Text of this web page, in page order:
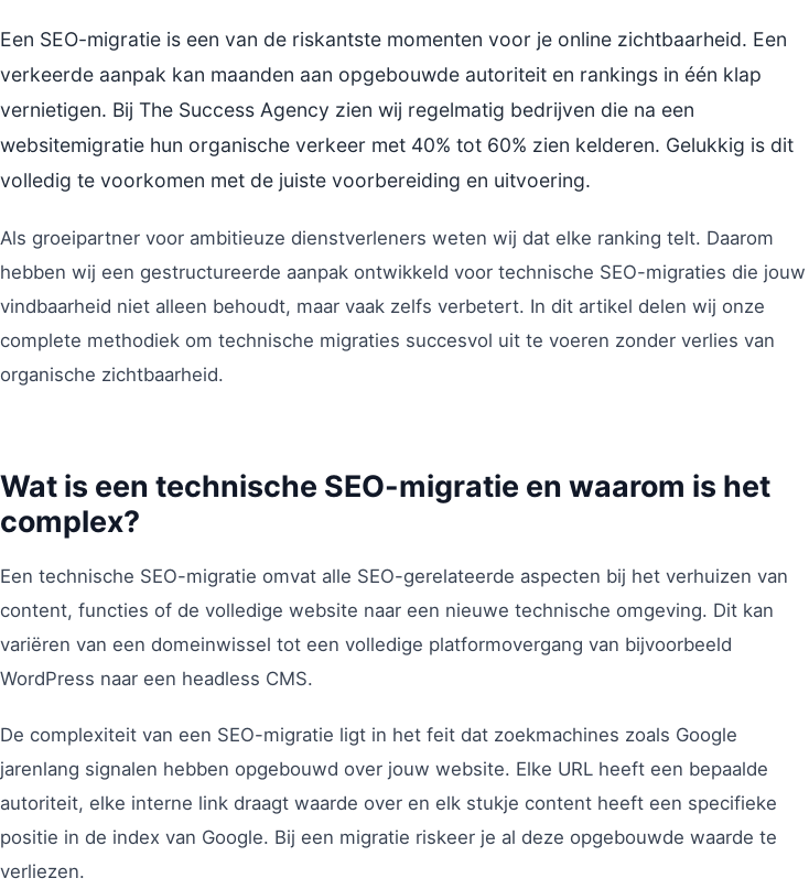
Een SEO-migratie is een van de riskantste momenten voor je online zichtbaarheid. Een
verkeerde aanpak kan maanden aan opgebouwde autoriteit en rankings in één klap
vernietigen. Bij The Success Agency zien wij regelmatig bedrijven die na een
websitemigratie hun organische verkeer met 40% tot 60% zien kelderen. Gelukkig is dit
volledig te voorkomen met de juiste voorbereiding en uitvoering.
Als groeipartner voor ambitieuze dienstverleners weten wij dat elke ranking telt. Daarom
hebben wij een gestructureerde aanpak ontwikkeld voor technische SEO-migraties die jouw
vindbaarheid niet alleen behoudt, maar vaak zelfs verbetert. In dit artikel delen wij onze
complete methodiek om technische migraties succesvol uit te voeren zonder verlies van
organische zichtbaarheid.
Wat is een technische SEO-migratie en waarom is het
complex?
Een technische SEO-migratie omvat alle SEO-gerelateerde aspecten bij het verhuizen van
content, functies of de volledige website naar een nieuwe technische omgeving. Dit kan
variëren van een domeinwissel tot een volledige platformovergang van bijvoorbeeld
WordPress naar een headless CMS.
De complexiteit van een SEO-migratie ligt in het feit dat zoekmachines zoals Google
jarenlang signalen hebben opgebouwd over jouw website. Elke URL heeft een bepaalde
autoriteit, elke interne link draagt waarde over en elk stukje content heeft een specifieke
positie in de index van Google. Bij een migratie riskeer je al deze opgebouwde waarde te
verliezen.